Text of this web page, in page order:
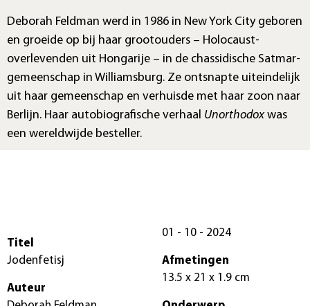
Deborah Feldman werd in 1986 in New York City geboren
en groeide op bij haar grootouders – Holocaust-
overlevenden uit Hongarije – in de chassidische Satmar-
gemeenschap in Williamsburg. Ze ontsnapte uiteindelijk
uit haar gemeenschap en verhuisde met haar zoon naar
Berlijn. Haar autobiografische verhaal Unorthodoxwas
een wereldwijde besteller.
Titel
Jodenfetisj
Auteur
01 - 10 - 2024
Afmetingen
13.5 x 21 x 1.9 cm